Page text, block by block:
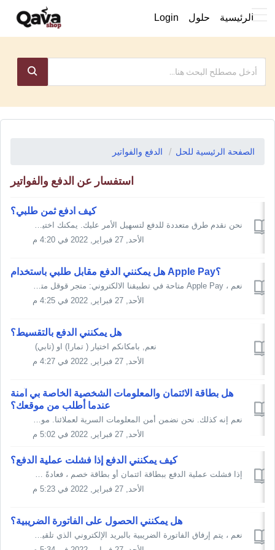
الرئيسية حلول Login
الصفحة الرئيسية للحل الدفع والفواتير
استفسار عن الدفع والفواتير
كيف ادفع ثمن طلبي؟
نحن نقدم طرق متعددة للدفع لتسهيل الأمر عليك. يمكنك اختيار واحد مما يلي: يمكنك الدفع باستخدام بطاقتك الائتمانية مدى او ماستركارد او فيزا من خلال ...
الأحد, 27 فبراير, 2022 في 4:20 م
؟Apple Pay هل يمكنني الدفع مقابل طلبي باستخدام
نعم ، Apple Pay متاحة في تطبيقنا الالكتروني: متجر قوقل متجر ابل
الأحد, 27 فبراير, 2022 في 4:25 م
هل يمكنني الدفع بالتقسيط؟
نعم, بامكانكم اختيار ( تمارا) او (تابي)
الأحد, 27 فبراير, 2022 في 4:27 م
هل بطاقة الائتمان والمعلومات الشخصية الخاصة بي آمنة
عندما أطلب من موقعك؟
نعم إنه كذلك. نحن نضمن أمن المعلومات السرية لعملائنا. موقعنا مؤمن بشهادة SSL
الأحد, 27 فبراير, 2022 في 5:02 م
كيف يمكنني الدفع إذا فشلت عملية الدفع؟
إذا فشلت عملية الدفع ببطاقة ائتمان أو بطاقة خصم ، فعادةً ما يكون السبب هو أحد الأسباب التالية: تجاوز مبلغ السحب اليومي الحل 1: قم بزيارة أقرب فرع مصرفي...
الأحد, 27 فبراير, 2022 في 5:23 م
هل يمكنني الحصول على الفاتورة الضريبية؟
نعم ، يتم إرفاق الفاتورة الضريبية بالبريد الإلكتروني الذي تلقيته مع تأكيد الطلب. إذا كنت عميلاً مسجلاً (هذا يعني أن لديك حساب عميل) ، يمكنك تنزيل الفاتو...